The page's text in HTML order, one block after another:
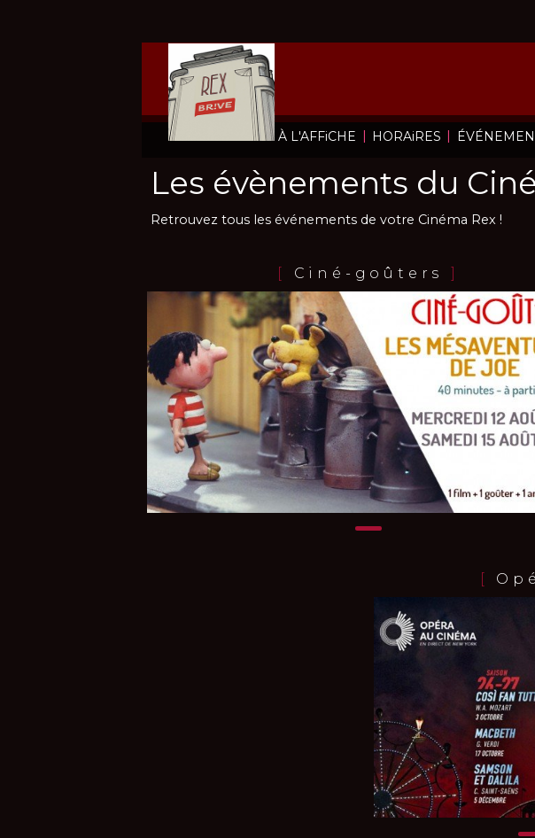
À L'AFFiCHE | HORAiRES |
Les évènements du
Retrouvez tous les événements de votre Cinéma Rex !
Ciné-goûters
[